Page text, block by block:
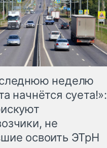
неделю
начнётся суета!»:
не
освоить ЭТрН